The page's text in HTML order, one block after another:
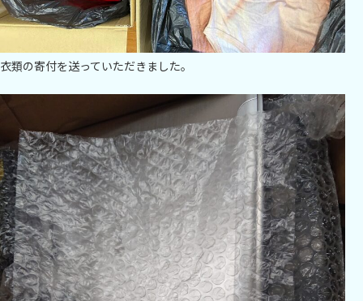
衣類の寄付を送っていただきました。